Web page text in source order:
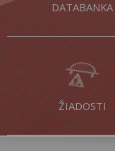
DATABANKA
ŽIADOSTI